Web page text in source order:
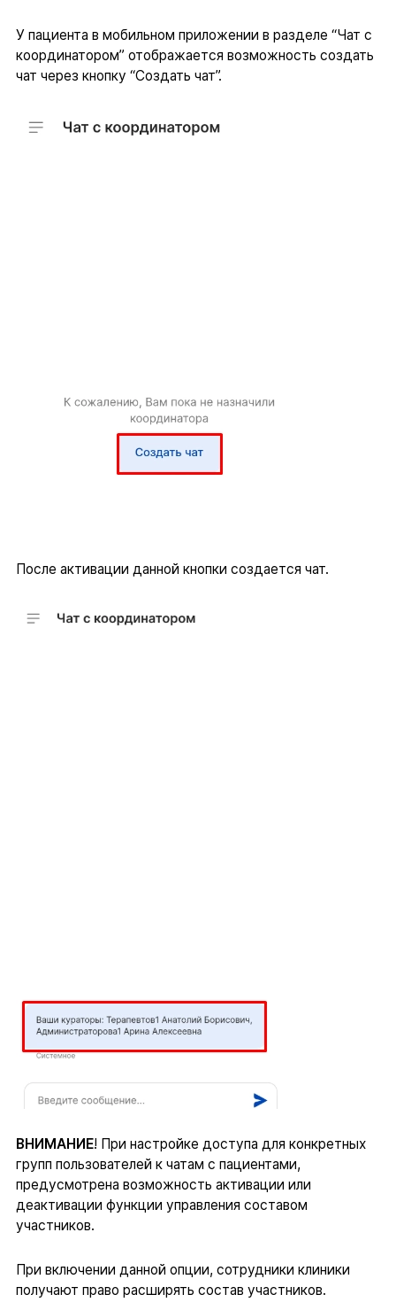
У пациента в мобильном приложении в разделе “Чат с
координатором” отображается возможность создать
чат через кнопку “Создать чат”.
После активации данной кнопки создается чат.
ВНИМАНИЕ! При настройке доступа для конкретных
групп пользователей к чатам с пациентами,
предусмотрена возможность активации или
деактивации функции управления составом
участников.
При включении данной опции, сотрудники клиники
получают право расширять состав участников.